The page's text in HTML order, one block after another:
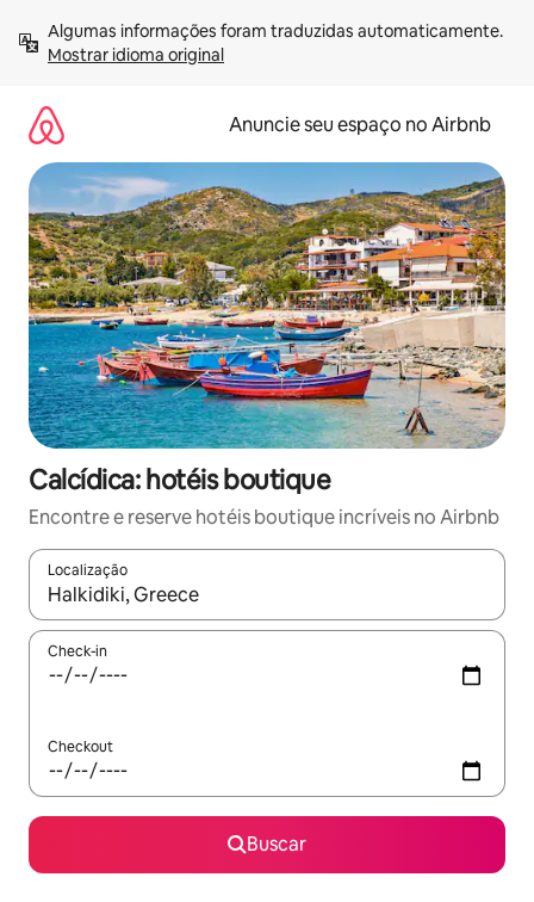
para
Mostrar idioma original
Anuncie seu espaço no Airbnb
Calcídica: hotéis boutique
Encontre e reserve hotéis boutique incríveis no Airbnb
Localização
Quando os resultados estiverem disponíveis, explore-os
Check-in
Checkout
Buscar